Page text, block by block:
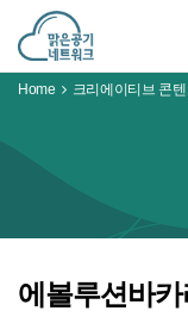
Home 크리에이티브 콘
에볼루션바